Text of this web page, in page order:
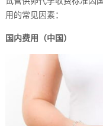
用的常见因素：
国内费用（中国）